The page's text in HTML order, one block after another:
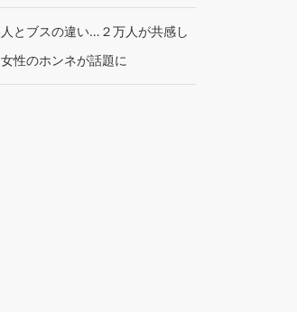
とブスの違い…２万人が共感し
性のホンネが話題に